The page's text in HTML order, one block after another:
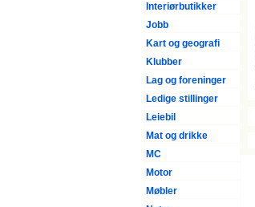
Interiørbutikker
Jobb
Kart og geografi
Klubber
Lag og foreninger
Ledige stillinger
Leiebil
Mat og drikke
MC
Motor
Møbler